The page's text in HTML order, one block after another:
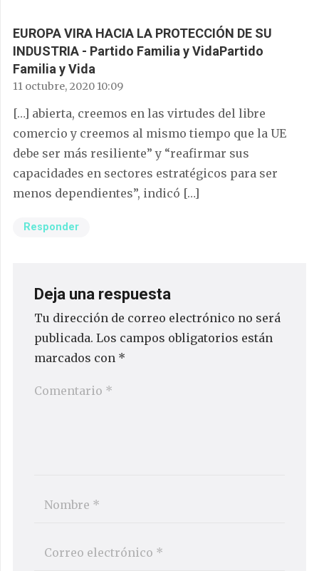
EUROPA VIRA HACIA LA PROTECCIÓN DE SU
INDUSTRIA - Partido Familia y VidaPartido
Familia y Vida
11 octubre, 2020 10:09
[…] abierta, creemos en las virtudes del libre
comercio y creemos al mismo tiempo que la UE
debe ser más resiliente” y “reafirmar sus
capacidades en sectores estratégicos para ser
menos dependientes”, indicó […]
Responder
Deja una respuesta
Tu dirección de correo electrónico no será
publicada. Los campos obligatorios están
marcados con *